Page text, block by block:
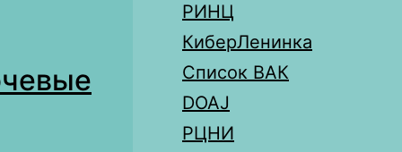
РИНЦ
КиберЛенинка
Список ВАК
DOAJ
РЦНИ